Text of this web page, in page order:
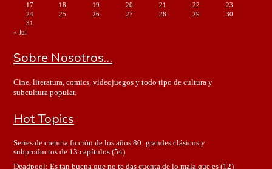
17
18 19 20 21 22
23
24
25 26 27 28 29
30
31
« Jul
Sobre Nosotros…
Cine, literatura, comics, videojuegos y todo tipo de cultura y
subcultura popular.
Hot Topics
Series de ciencia ficción de los años 80: grandes clásicos y
subproductos de 13 capítulos(54)
Deadpool: Es tan buena que no te das cuenta de lo mala que es(12)